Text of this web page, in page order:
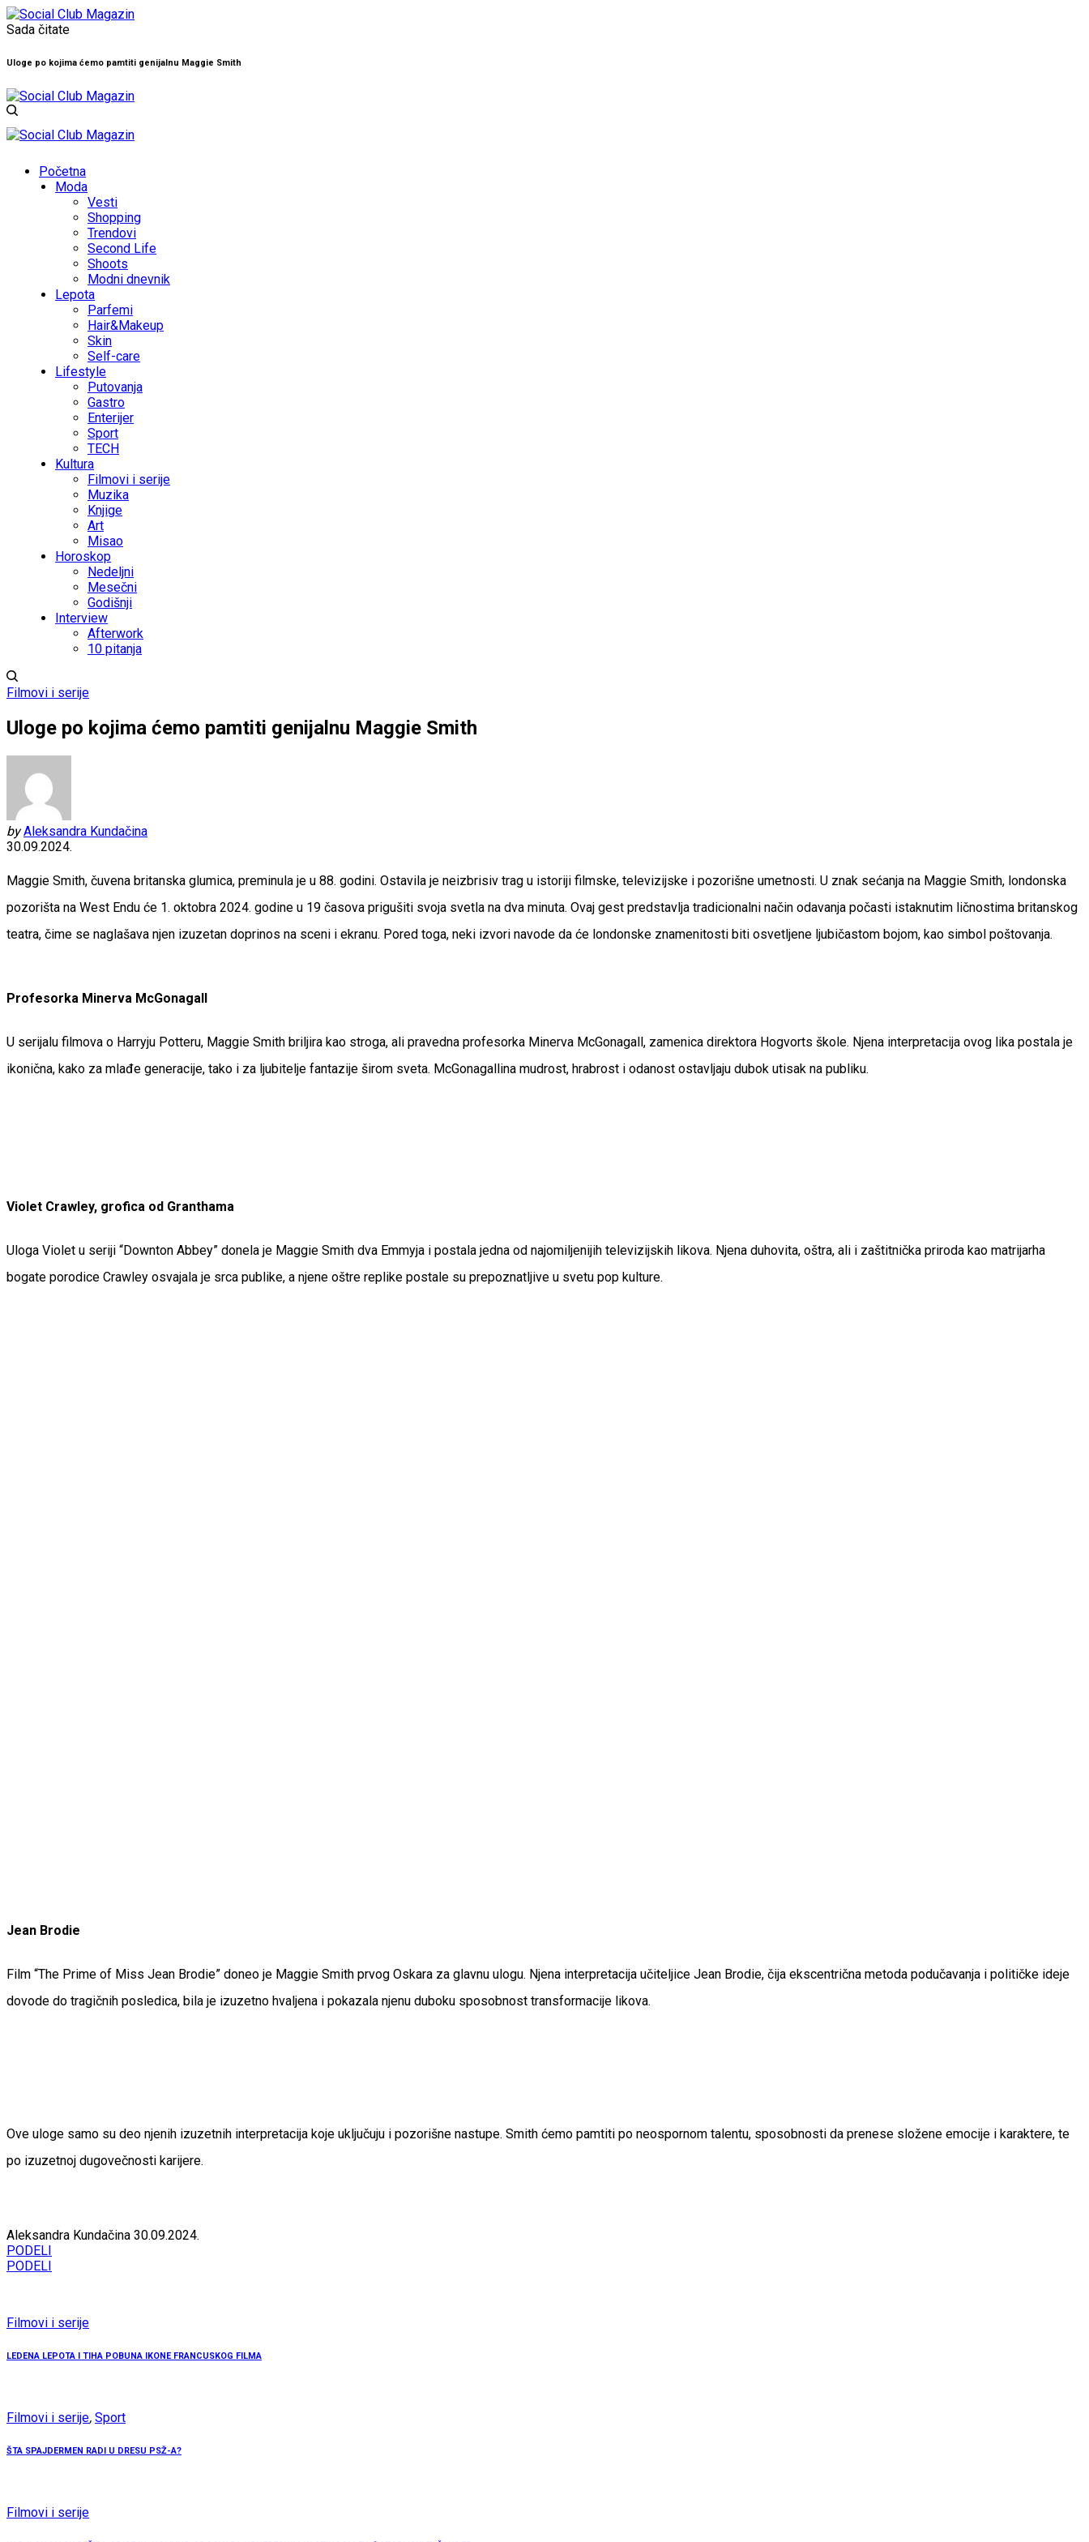
Sada čitate
Uloge po kojima ćemo pamtiti genijalnu Maggie Smith
Početna
Moda
Vesti
Shopping
Trendovi
Second Life
Shoots
Modni dnevnik
Lepota
Parfemi
Hair&Makeup
Skin
Self-care
Lifestyle
Putovanja
Gastro
Enterijer
Sport
TECH
Kultura
Filmovi i serije
Muzika
Knjige
Art
Misao
Horoskop
Nedeljni
Mesečni
Godišnji
Interview
Afterwork
10 pitanja
Filmovi i serije
Uloge po kojima ćemo pamtiti genijalnu Maggie Smith
by Aleksandra Kundačina
30.09.2024.
Maggie Smith, čuvena britanska glumica, preminula je u 88. godini. Ostavila je neizbrisiv trag u istoriji filmske, televizijske i pozorišne umetnosti. U znak sećanja na Maggie Smith, londonska
pozorišta na West Endu će 1. oktobra 2024. godine u 19 časova prigušiti svoja svetla na dva minuta. Ovaj gest predstavlja tradicionalni način odavanja počasti istaknutim ličnostima britanskog
teatra, čime se naglašava njen izuzetan doprinos na sceni i ekranu. Pored toga, neki izvori navode da će londonske znamenitosti biti osvetljene ljubičastom bojom, kao simbol poštovanja.
Profesorka Minerva McGonagall
U serijalu filmova o Harryju Potteru, Maggie Smith briljira kao stroga, ali pravedna profesorka Minerva McGonagall, zamenica direktora Hogvorts škole. Njena interpretacija ovog lika postala je
ikonična, kako za mlađe generacije, tako i za ljubitelje fantazije širom sveta. McGonagallina mudrost, hrabrost i odanost ostavljaju dubok utisak na publiku.
Violet Crawley, grofica od Granthama
Uloga Violet u seriji “Downton Abbey” donela je Maggie Smith dva Emmyja i postala jedna od najomiljenijih televizijskih likova. Njena duhovita, oštra, ali i zaštitnička priroda kao matrijarha
bogate porodice Crawley osvajala je srca publike, a njene oštre replike postale su prepoznatljive u svetu pop kulture.
Jean Brodie
Film “The Prime of Miss Jean Brodie” doneo je Maggie Smith prvog Oskara za glavnu ulogu. Njena interpretacija učiteljice Jean Brodie, čija ekscentrična metoda podučavanja i političke ideje
dovode do tragičnih posledica, bila je izuzetno hvaljena i pokazala njenu duboku sposobnost transformacije likova.
Ove uloge samo su deo njenih izuzetnih interpretacija koje uključuju i pozorišne nastupe. Smith ćemo pamtiti po neospornom talentu, sposobnosti da prenese složene emocije i karaktere, te
po izuzetnoj dugovečnosti karijere.
Aleksandra Kundačina 30.09.2024.
PODELI
PODELI
Filmovi i serije
LEDENA LEPOTA I TIHA POBUNA IKONE FRANCUSKOG FILMA
Filmovi i serije, Sport
ŠTA SPAJDERMEN RADI U DRESU PSŽ-A?
Filmovi i serije